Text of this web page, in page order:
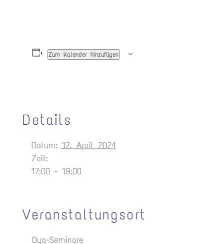
Zum Kalender hinzufügen
Details
Datum: 12. April 2024
Zeit:
17:00 - 19:00
Veranstaltungsort
Oya-Seminare